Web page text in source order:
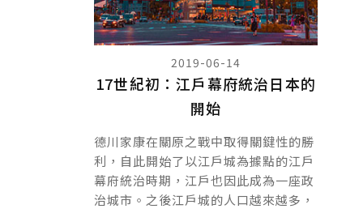
2019-06-14
17世紀初：江戶幕府統治日本的
開始
德川家康在關原之戰中取得關鍵性的勝
利，自此開始了以江戶城為據點的江戶
幕府統治時期，江戶也因此成為一座政
治城市。之後江戶城的人口越來越多，